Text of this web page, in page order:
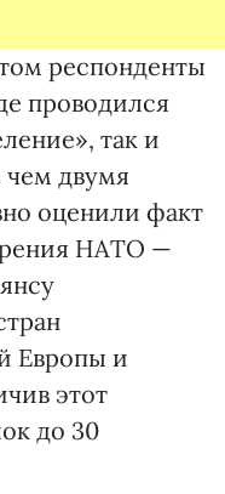
респонденты
проводился
так и
двумя
оценили факт
НАТО —
Европы и
этот
до 30